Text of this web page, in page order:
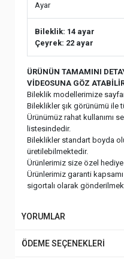
Ayar
Bileklik: 14 ayar
Çeyrek: 22 ayar
ÜRÜNÜN TAMAMINI
VİDEOSUNA GÖZ
Bileklik modellerimize
Bileklikler şık görünümü ile
Ürünümüz rahat kullanımı
listesindedir.
Bileklikler standart boyda
üretilebilmektedir.
Ürünlerimiz size özel
Ürünlerimiz garanti
sigortalı olarak
YORUMLAR
ÖDEME SEÇENEKLERİ